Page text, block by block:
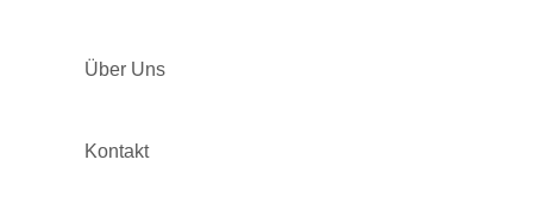
Über Uns
Kontakt